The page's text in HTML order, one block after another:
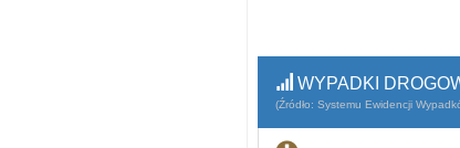
WYPADKI
(Źródło: Systemu Ewidencji